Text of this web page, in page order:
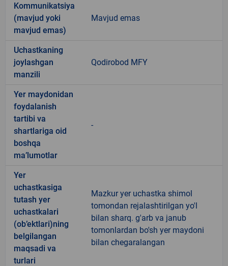
Kommunikatsiya
(mavjud yoki
mavjud emas)
Mavjud emas
Uchastkaning
joylashgan
manzili
Qodirobod MFY
Yer maydonidan
foydalanish
tartibi va
shartlariga oid
boshqa
ma’lumotlar
-
Yer
uchastkasiga
tutash yer
uchastkalari
(ob’ektlari)ning
belgilangan
maqsadi va
turlari
Mazkur yer uchastka shimol
tomondan rejalashtirilgan yo'l
bilan sharq. g'arb va janub
tomonlardan bo'sh yer maydoni
bilan chegaralangan